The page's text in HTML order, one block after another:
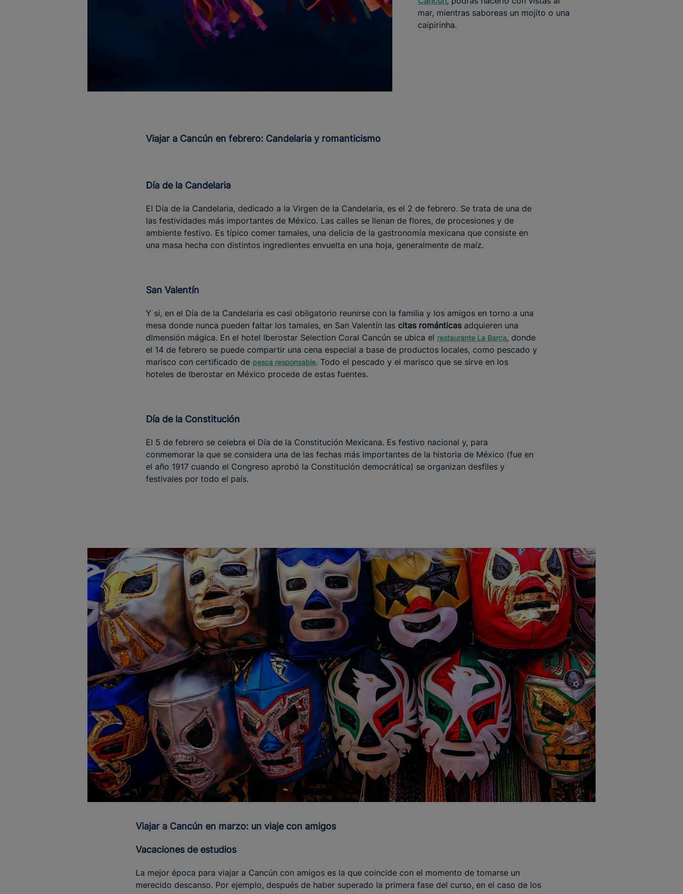
mar, mientras saboreas un mojito o una
caipirinha.
Viajar a Cancún en febrero: Candelaria y romanticismo
Día de la Candelaria
El Día de la Candelaria, dedicado a la Virgen de la Candelaria, es el 2 de febrero. Se trata de una de
las festividades más importantes de México. Las calles se llenan de flores, de procesiones y de
ambiente festivo. Es típico comer tamales, una delicia de la gastronomía mexicana que consiste en
una masa hecha con distintos ingredientes envuelta en una hoja, generalmente de maíz.
San Valentín
Y si, en el Día de la Candelaria es casi obligatorio reunirse con la familia y los amigos en torno a una
mesa donde nunca pueden faltar los tamales, en San Valentín las citas románticas adquieren una
dimensión mágica. En el hotel Iberostar Selection Coral Cancún se ubica el restaurante La Barca, donde
el 14 de febrero se puede compartir una cena especial a base de productos locales, como pescado y
marisco con certificado de pesca responsable. Todo el pescado y el marisco que se sirve en los
hoteles de Iberostar en México procede de estas fuentes.
Día de la Constitución
El 5 de febrero se celebra el Día de la Constitución Mexicana. Es festivo nacional y, para
conmemorar la que se considera una de las fechas más importantes de la historia de México (fue en
el año 1917 cuando el Congreso aprobó la Constitución democrática) se organizan desfiles y
festivales por todo el país.
Viajar a Cancún en marzo: un viaje con amigos
Vacaciones de estudios
La mejor época para viajar a Cancún con amigos es la que coincide con el momento de tomarse un
merecido descanso. Por ejemplo, después de haber superado la primera fase del curso, en el caso de los